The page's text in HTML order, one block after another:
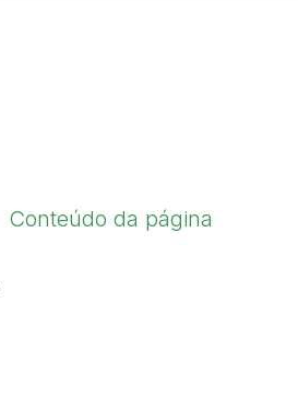
Conteúdo da página